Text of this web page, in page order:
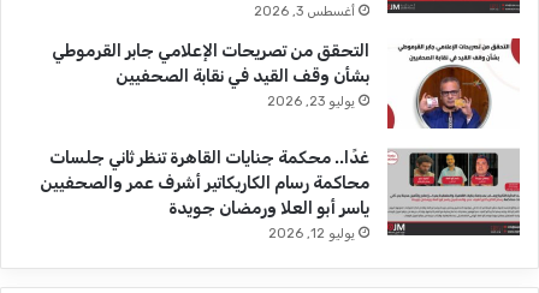
أغسطس 3, 2026
التحقق من تصريحات الإعلامي جابر القرموطي
بشأن وقف القيد في نقابة الصحفيين
يوليو 23, 2026
غدًا.. محكمة جنايات القاهرة تنظر ثاني جلسات
محاكمة رسام الكاريكاتير أشرف عمر والصحفيين
ياسر أبو العلا ورمضان جويدة
يوليو 12, 2026